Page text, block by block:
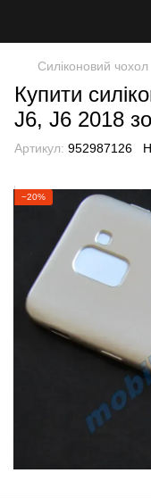
Силіконовий чохол
Купити
J6, J6 2018
Артикул: 952987126
−20%